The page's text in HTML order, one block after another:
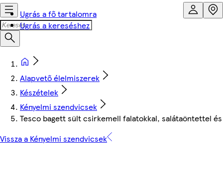
Ugrás a fő tartalomra
Ugrás a kereséshez
Alapvető élelmiszerek
Készételek
Kényelmi szendvicsek
Tesco bagett sült csirkemell falatokkal, salátaöntettel
Vissza a Kényelmi szendvicsek